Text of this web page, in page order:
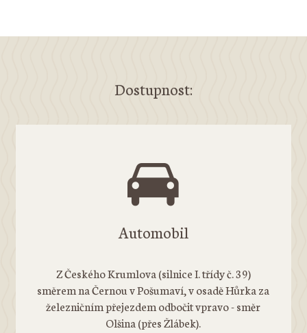
Dostupnost:
Automobil
Z Českého Krumlova (silnice I. třídy č. 39)
směrem na Černou v Pošumaví, v osadě Hůrka za
železničním přejezdem odbočit vpravo - směr
Olšina (přes Žlábek).